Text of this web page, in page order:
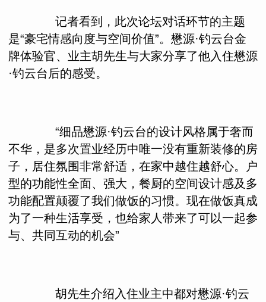
记者看到，此次论坛对话环节的主题
是“豪宅情感向度与空间价值”。懋源·钓云台金
牌体验官、业主胡先生与大家分享了他入住懋源
·钓云台后的感受。
“细品懋源·钓云台的设计风格属于奢而
不华，是多次置业经历中唯一没有重新装修的房
子，居住氛围非常舒适，在家中越住越舒心。户
型的功能性全面、强大，餐厨的空间设计感及多
功能配置颠覆了我们做饭的习惯。现在做饭真成
为了一种生活享受，也给家人带来了可以一起参
与、共同互动的机会”
胡先生介绍入住业主中都对懋源·钓云